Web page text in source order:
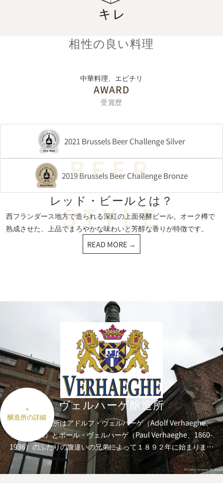
相性の良い料理
中華料理、エビチリ
AWARD
受賞歴
2021 Brussels Beer Challenge Silver
2019 Brussels Beer Challenge Bronze
レッド・ ビールとは？
西フランダース地方で造られる深紅の上面発酵ビール。オーク樽で
熟成させた、上品でまろやかな味わいと芳醇な香りが特徴です。
READ MORE →
ヴェルハーゲ醸造所
醸造所と製麦所はアドルフ・ヴェルハーゲ（Adolf Verhaeghe、
1851-1918）とポール・ヴェルハーゲ（Paul Verhaeghe、1860-
1936）のふたりの腹違いの兄弟によって１８９２年に始まりまし
た。アドルフはほどなくして醸造・製麦ビジネスから退き、石炭
取引や農薬、石工所といった自分の他のビジネスや地方政局に専
+
醸造所の詳細